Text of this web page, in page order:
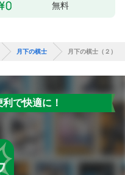
無料
月下の棋士 月下の棋士（２）
で快適に！